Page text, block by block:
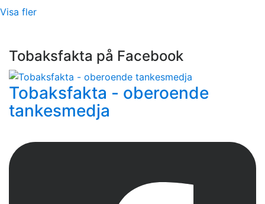
Visa fler
Tobaksfakta på Facebook
Tobaksfakta - oberoende
tankesmedja